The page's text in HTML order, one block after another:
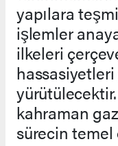
yapılara
işlemler
ilkeleri
kahraman
sürecin temel